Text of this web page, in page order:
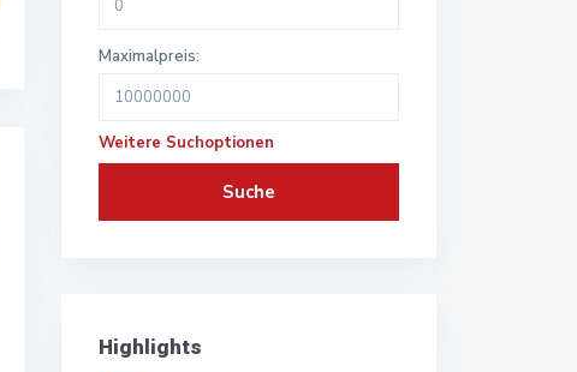
Maximalpreis:
Weitere Suchoptionen
Suche
Highlights